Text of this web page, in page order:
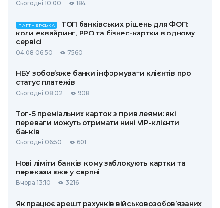
Сьогодні 10:00 184
ПАРТНЕРСЬКА
ТОП банківських рішень для ФОП:
коли еквайринг, РРО та бізнес-картки в одному
сервісі
04.08 06:50 7560
НБУ зобов’яже банки інформувати клієнтів про
статус платежів
Сьогодні 08:02 908
Топ-5 преміальних карток з привілеями: які
переваги можуть отримати нині VIP-клієнти
банків
Сьогодні 06:50 601
Нові ліміти банків: кому заблокують картки та
перекази вже у серпні
Вчора 13:10 3216
Як працює арешт рахунків військовозобов’язаних